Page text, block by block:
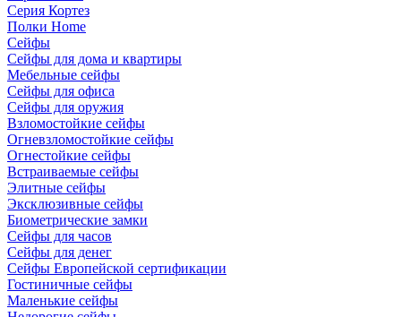
Серия Кортез
Полки Home
Сейфы
Сейфы для дома и квартиры
Мебельные сейфы
Сейфы для офиса
Сейфы для оружия
Взломостойкие сейфы
Огневзломостойкие сейфы
Огнестойкие сейфы
Встраиваемые сейфы
Элитные сейфы
Эксклюзивные сейфы
Биометрические замки
Сейфы для часов
Сейфы для денег
Сейфы Европейской сертификации
Гостиничные сейфы
Маленькие сейфы